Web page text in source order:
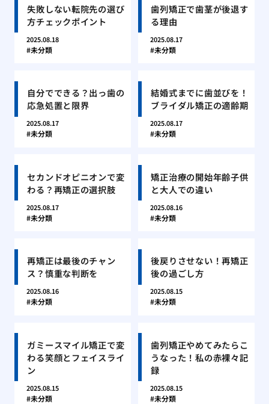
失敗しない転院先の選び
方チェックポイント
2025.08.18
未分類
歯列矯正で歯茎が後退す
る理由
2025.08.17
未分類
自分でできる？出っ歯の
応急処置と限界
2025.08.17
未分類
結婚式までに歯並びを！
ブライダル矯正の適齢期
2025.08.17
未分類
セカンドオピニオンで変
わる？再矯正の選択肢
2025.08.17
未分類
矯正治療の開始年齢子供
と大人での違い
2025.08.16
未分類
再矯正は最後のチャン
ス？慎重な判断を
2025.08.16
未分類
後戻りさせない！再矯正
後の過ごし方
2025.08.15
未分類
ガミースマイル矯正で変
わる笑顔とフェイスライ
ン
2025.08.15
未分類
歯列矯正やめてみたらこ
うなった！私の赤裸々記
録
2025.08.15
未分類